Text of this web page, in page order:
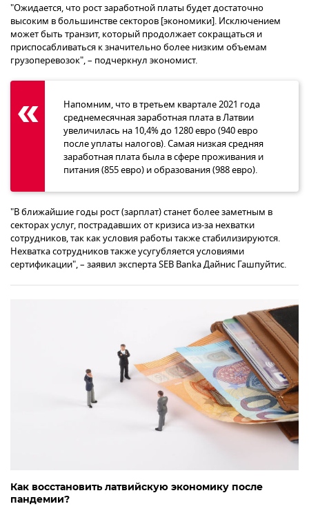
"Ожидается, что рост заработной платы будет достаточно
высоким в большинстве секторов [экономики]. Исключением
может быть транзит, который продолжает сокращаться и
приспосабливаться к значительно более низким объемам
грузоперевозок", – подчеркнул экономист.
Напомним, что в третьем квартале 2021 года
среднемесячная заработная плата в Латвии
увеличилась на 10,4% до 1280 евро (940 евро
после уплаты налогов). Самая низкая средняя
заработная плата была в сфере проживания и
питания (855 евро) и образования (988 евро).
"В ближайшие годы рост (зарплат) станет более заметным в
секторах услуг, пострадавших от кризиса из-за нехватки
сотрудников, так как условия работы также стабилизируются.
Нехватка сотрудников также усугубляется условиями
сертификации", – заявил эксперта SEB Banka Дайнис Гашпуйтис.
Как восстановить латвийскую экономику после
пандемии?